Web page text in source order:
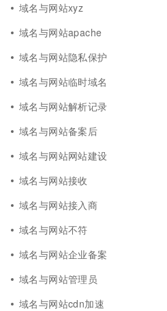
域名与网站xyz
域名与网站apache
域名与网站隐私保护
域名与网站临时域名
域名与网站解析记录
域名与网站备案后
域名与网站网站建设
域名与网站接收
域名与网站接入商
域名与网站不符
域名与网站企业备案
域名与网站管理员
域名与网站cdn加速